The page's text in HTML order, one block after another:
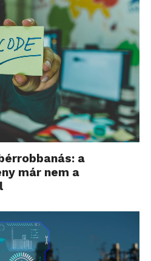
a
már nem a